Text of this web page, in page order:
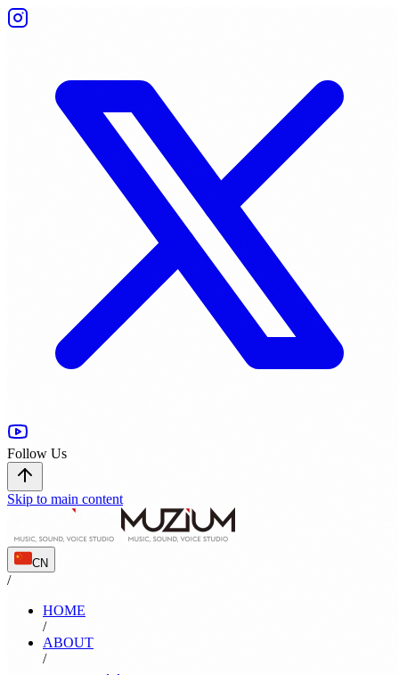
Follow Us
Skip to main content
CN
/
HOME
/
ABOUT
/